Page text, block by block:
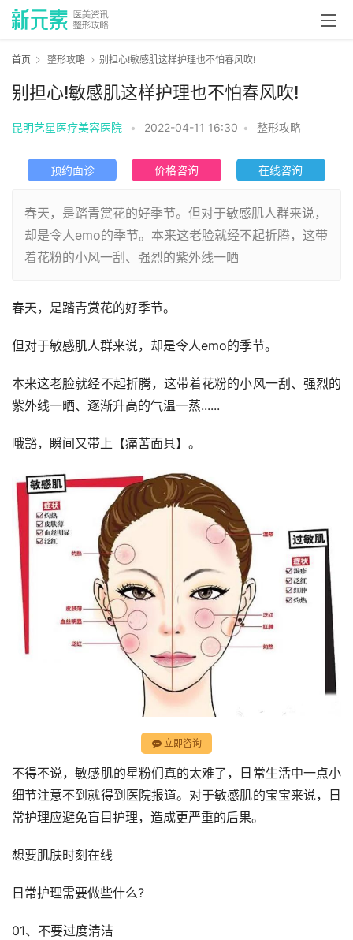
首页 整形攻略 别担心!敏感肌这样护理也不怕春风吹!
别担心!敏感肌这样护理也不怕春风吹!
昆明艺星医疗美容医院 • 2022-04-11 16:30 • 整形攻略
预约面诊 价格咨询 在线咨询
春天，是踏青赏花的好季节。但对于敏感肌人群来说，
却是令人emo的季节。本来这老脸就经不起折腾，这带
着花粉的小风一刮、强烈的紫外线一晒
春天，是踏青赏花的好季节。
但对于敏感肌人群来说，却是令人emo的季节。
本来这老脸就经不起折腾，这带着花粉的小风一刮、强烈的
紫外线一晒、逐渐升高的气温一蒸......
哦豁，瞬间又带上【痛苦面具】。
立即咨询
不得不说，敏感肌的星粉们真的太难了，日常生活中一点小
细节注意不到就得到医院报道。对于敏感肌的宝宝来说，日
常护理应避免盲目护理，造成更严重的后果。
想要肌肤时刻在线
日常护理需要做些什么?
01、不要过度清洁